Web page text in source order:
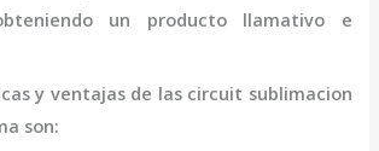
un producto llamativo e
y ventajas de las circuit sublimacion
son: